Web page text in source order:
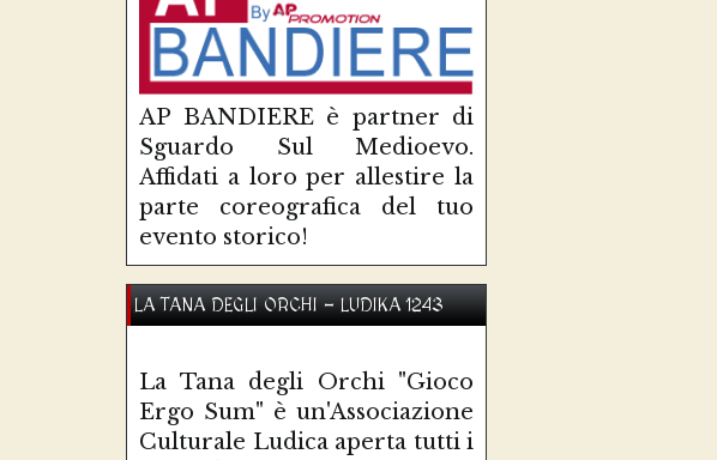
AP BANDIERE è partner di
Sguardo Sul Medioevo.
Affidati a loro per allestire la
parte coreografica del tuo
evento storico!
LA TANA DEGLI ORCHI - LUDIKA 1243
La Tana degli Orchi "Gioco
Ergo Sum" è un'Associazione
Culturale Ludica aperta tutti i